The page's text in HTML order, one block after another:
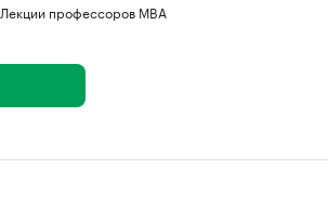
Лекции профессоров MBA